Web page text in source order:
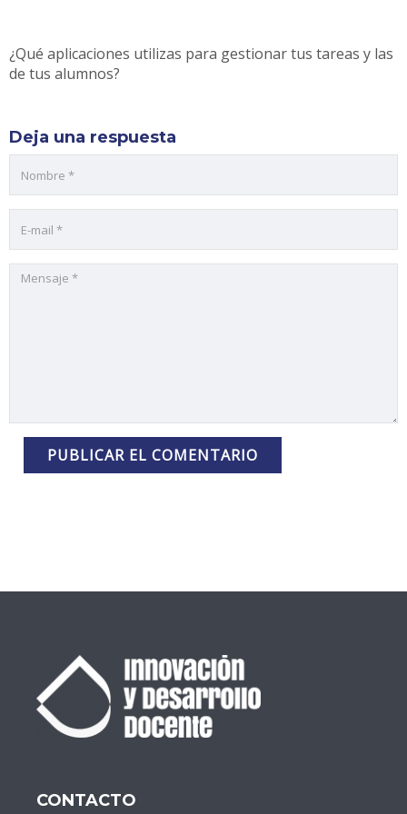
¿Qué aplicaciones utilizas para gestionar tus tareas y las
de tus alumnos?
Deja una respuesta
CONTACTO